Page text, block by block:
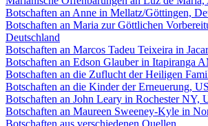
Botschaften an Anne in Mellatz/Göttingen,
Botschaften an Maria zur Göttlichen
Deutschland
Botschaften an Marcos Tadeu Teixeira in
Botschaften an Edson Glauber in Itapiranga
Botschaften an die Zuflucht der Heiligen
Botschaften an die Kinder der Erneuerung,
Botschaften an John Leary in Rochester NY,
Botschaften an Maureen Sweeney-Kyle in
Botschaften aus verschiedenen Quellen